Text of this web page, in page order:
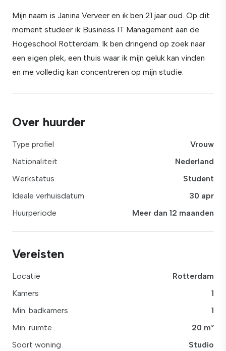
Mijn naam is Janina Verveer en ik ben 21 jaar oud. Op dit
moment studeer ik Business IT Management aan de
Hogeschool Rotterdam. Ik ben dringend op zoek naar
een eigen plek, een thuis waar ik mijn geluk kan vinden
en me volledig kan concentreren op mijn studie.
Over huurder
Type profiel
Vrouw
Nationaliteit
Nederland
Werkstatus
Student
Ideale verhuisdatum
30 apr
Huurperiode
Meer dan 12 maanden
Vereisten
Locatie
Rotterdam
Kamers
1
Min. badkamers
1
Min. ruimte
20 m²
Soort woning
Studio